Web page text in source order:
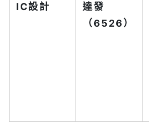
IC設計
達發
（6526）